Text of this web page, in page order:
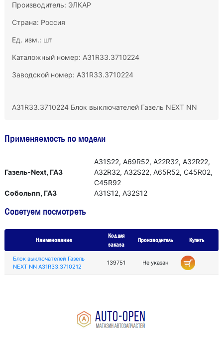
Производитель: ЭЛКАР
Страна: Россия
Ед. изм.: шт
Каталожный номер: А31R33.3710224
Заводской номер: А31R33.3710224
А31R33.3710224 Блок выключателей Газель NEXT NN
Применяемость по модели
Газель-Next, ГАЗ
А31S22, А69R52, А22R32, А32R22,
А32R32, А32S22, А65R52, С45R02,
С45R92
Собольnn, ГАЗ
А31S12, А32S12
Советуем посмотреть
Наименование
Код для
заказа
Производитель Купить
Блок выключателей Газель
NEXT NN А31R33.3710212
139751 Не указан